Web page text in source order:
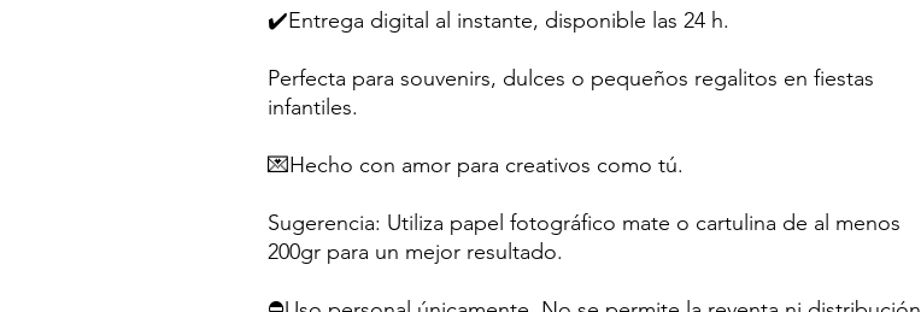
✔️Entrega digital al instante, disponible las 24 h.
Perfecta para souvenirs, dulces o pequeños regalitos en fiestas
infantiles.
💌Hecho con amor para creativos como tú.
Sugerencia: Utiliza papel fotográfico mate o cartulina de al menos
200gr para un mejor resultado.